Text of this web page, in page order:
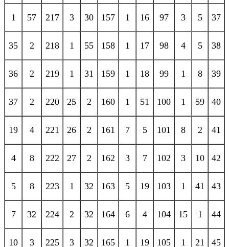
37
5
3
97
16
1
157
30
3
217
57
1
38
5
4
98
17
1
158
55
1
218
2
35
39
8
1
99
18
1
159
31
1
219
2
36
40
59
1
100
51
1
160
2
25
220
2
37
41
2
8
101
5
7
161
2
26
221
4
19
42
10
3
102
7
3
162
2
27
222
8
4
43
41
1
103
19
5
163
32
1
223
8
5
44
1
15
104
4
6
164
32
2
224
32
7
45
21
1
105
19
1
165
32
3
225
3
10